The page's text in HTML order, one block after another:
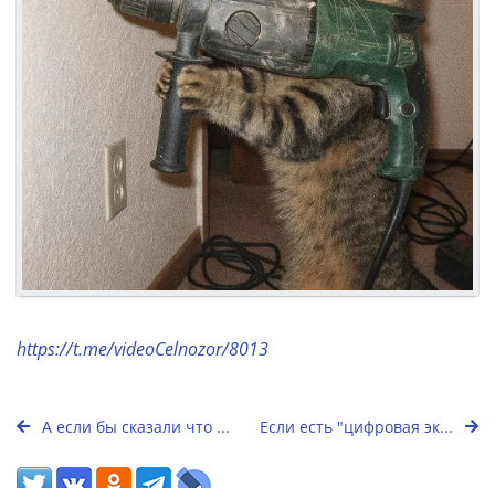
https://t.me/videoCelnozor/8013
А если бы сказали что ... Если есть "цифровая эк...